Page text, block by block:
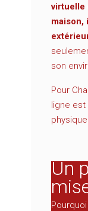
virtuelle
maison,
son
Pour
ligne est
physique.
Un
Pourquoi